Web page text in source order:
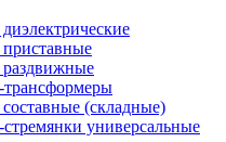
(складные)
универсальные